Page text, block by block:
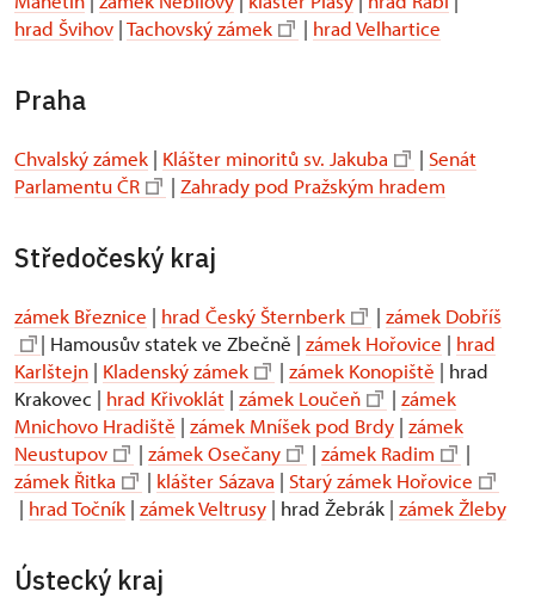
hrad Švihov |Tachovský zámek | hrad Velhartice
Praha
Chvalský zámek | Klášter minoritů sv. Jakuba | Senát
Parlamentu ČR
| Zahrady pod Pražským hradem
Středočeský kraj
zámek Březnice | hrad Český Šternberk | zámek Dobříš
| Hamousův statek ve Zbečně | zámek Hořovice | hrad
Karlštejn | Kladenský zámek | zámek Konopiště | hrad
Krakovec | hrad Křivoklát | zámek Loučeň | zámek
Mnichovo Hradiště | zámek Mníšek pod Brdy | zámek
Neustupov
| zámek Osečany | zámek Radim
|
zámek Řitka
| klášter Sázava | Starý zámek Hořovice
| hrad Točník | zámek Veltrusy | hrad Žebrák | zámek Žleby
Ústecký kraj